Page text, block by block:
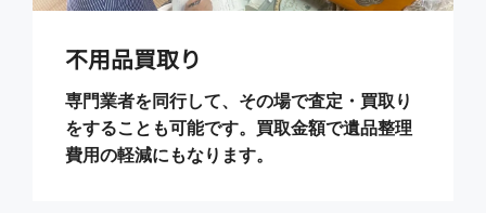
不用品買取り
専門業者を同行して、その場で査定・買取り
をすることも可能です。買取金額で遺品整理
費用の軽減にもなります。